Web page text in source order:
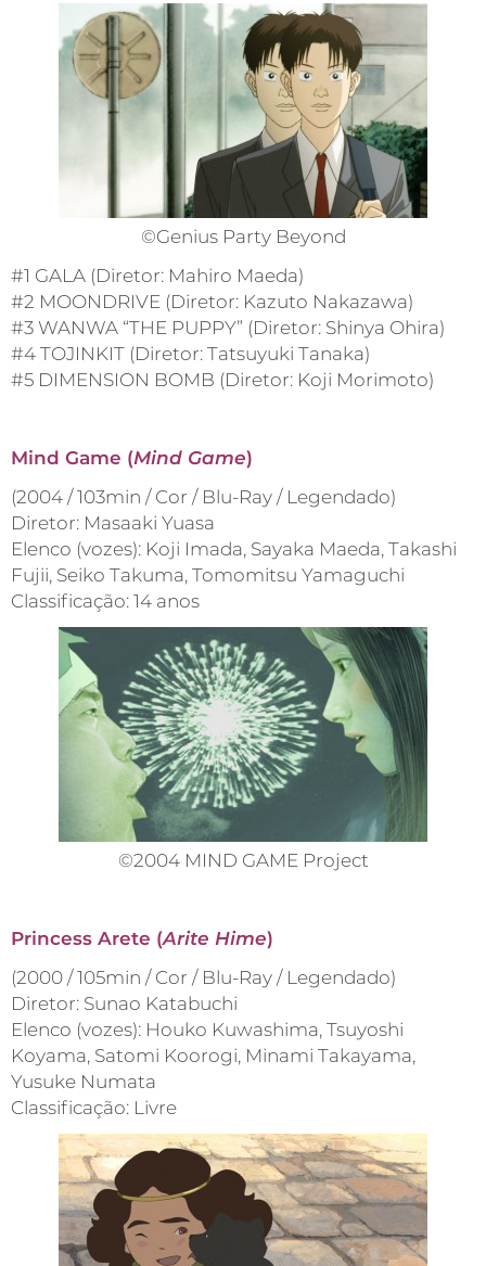
©Genius Party Beyond
#1 GALA (Diretor: Mahiro Maeda)
#2 MOONDRIVE (Diretor: Kazuto Nakazawa)
#3 WANWA “THE PUPPY” (Diretor: Shinya Ohira)
#4 TOJINKIT (Diretor: Tatsuyuki Tanaka)
#5 DIMENSION BOMB (Diretor: Koji Morimoto)
Mind Game (Mind Game)
(2004 / 103min / Cor / Blu-Ray / Legendado)
Diretor: Masaaki Yuasa
Elenco (vozes): Koji Imada, Sayaka Maeda, Takashi
Fujii, Seiko Takuma, Tomomitsu Yamaguchi
Classificação: 14 anos
©2004 MIND GAME Project
Princess Arete (Arite Hime)
(2000 / 105min / Cor / Blu-Ray / Legendado)
Diretor: Sunao Katabuchi
Elenco (vozes): Houko Kuwashima, Tsuyoshi
Koyama, Satomi Koorogi, Minami Takayama,
Yusuke Numata
Classificação: Livre